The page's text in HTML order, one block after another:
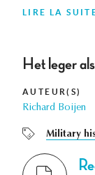
LIRE LA
Het leger
AUTEUR(S)
Richard Boijen
Military